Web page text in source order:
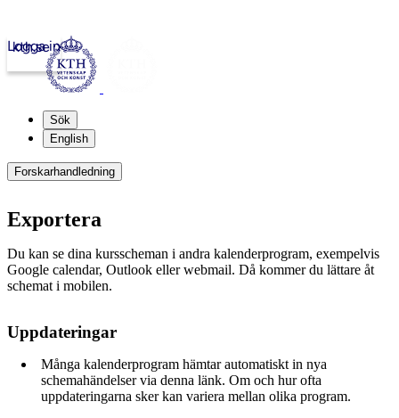
kth.se
Logga in
Sök
English
Forskarhandledning
Exportera
Du kan se dina kursscheman i andra kalenderprogram, exempelvis
Google calendar, Outlook eller webmail. Då kommer du lättare åt
schemat i mobilen.
Uppdateringar
Många kalenderprogram hämtar automatiskt in nya
schemahändelser via denna länk. Om och hur ofta
uppdateringarna sker kan variera mellan olika program.